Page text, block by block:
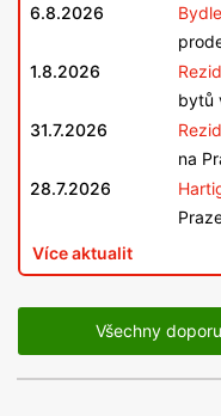
6.8.2026
1.8.2026
bytů
31.7.2026
na
28.7.2026
Více aktualit
Všechny